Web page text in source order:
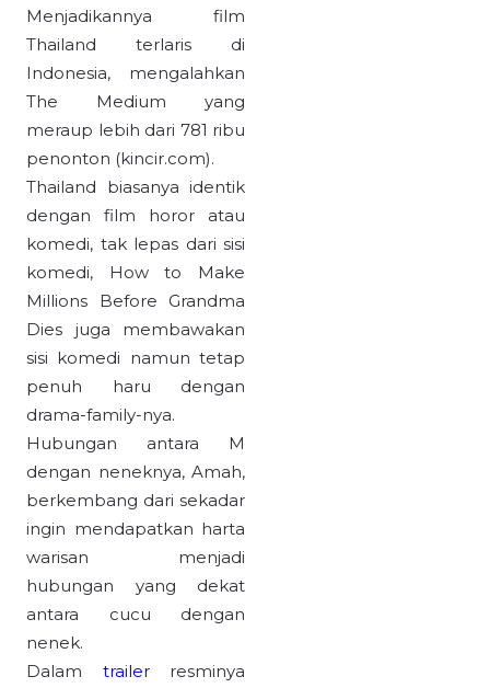
Menjadikannya film
Thailand terlaris di
Indonesia, mengalahkan
The Medium yang
meraup lebih dari 781 ribu
penonton (kincir.com).
Thailand biasanya identik
dengan film horor atau
komedi, tak lepas dari sisi
komedi, How to Make
Millions Before Grandma
Dies juga membawakan
sisi komedi namun tetap
penuh haru dengan
drama-family-nya.
Hubungan antara M
dengan neneknya, Amah,
berkembang dari sekadar
ingin mendapatkan harta
warisan menjadi
hubungan yang dekat
antara cucu dengan
nenek.
Dalam trailerresminya